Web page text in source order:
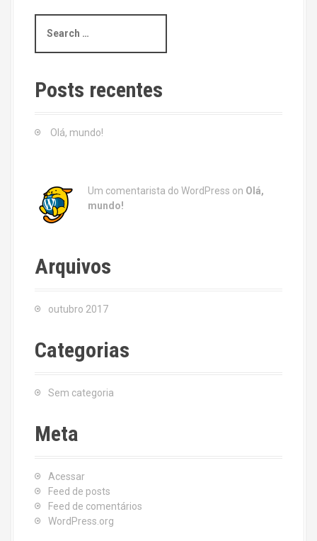
a
c
h
Posts recentes
Olá, mundo!
Um comentarista do WordPress on Olá,
mundo!
Arquivos
outubro 2017
Categorias
Sem categoria
Meta
Acessar
Feed de posts
Feed de comentários
WordPress.org